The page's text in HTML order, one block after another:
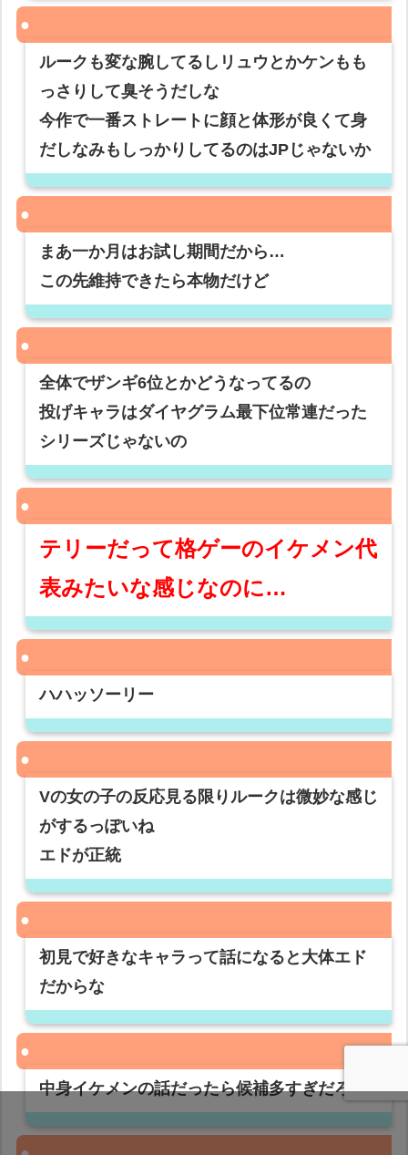
ルークも変な腕してるしリュウとかケンもも
っさりして臭そうだしな
今作で一番ストレートに顔と体形が良くて身
だしなみもしっかりしてるのはJPじゃないか
まあ一か月はお試し期間だから…
この先維持できたら本物だけど
全体でザンギ6位とかどうなってるの
投げキャラはダイヤグラム最下位常連だった
シリーズじゃないの
テリーだって格ゲーのイケメン代
表みたいな感じなのに…
ハハッソーリー
Vの女の子の反応見る限りルークは微妙な感じ
がするっぽいね
エドが正統
初見で好きなキャラって話になると大体エド
だからな
中身イケメンの話だったら候補多すぎだろ